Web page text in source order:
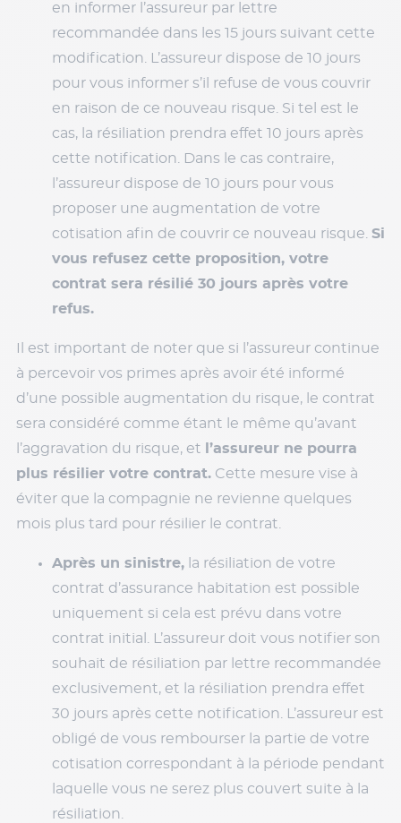
en informer l’assureur par lettre
recommandée dans les 15 jours suivant cette
modification. L’assureur dispose de 10 jours
pour vous informer s’il refuse de vous couvrir
en raison de ce nouveau risque. Si tel est le
cas, la résiliation prendra effet 10 jours après
cette notification. Dans le cas contraire,
l’assureur dispose de 10 jours pour vous
proposer une augmentation de votre
cotisation afin de couvrir ce nouveau risque. Si
vous refusez cette proposition, votre
contrat sera résilié 30 jours après votre
refus.
Il est important de noter que si l’assureur continue
à percevoir vos primes après avoir été informé
d’une possible augmentation du risque, le contrat
sera considéré comme étant le même qu’avant
l’aggravation du risque, et
l’assureur ne pourra
plus résilier votre contrat. Cette mesure vise à
éviter que la compagnie ne revienne quelques
mois plus tard pour résilier le contrat.
Après un sinistre, la résiliation de votre
contrat d’assurance habitation est possible
uniquement si cela est prévu dans votre
contrat initial. L’assureur doit vous notifier son
souhait de résiliation par lettre recommandée
exclusivement, et la résiliation prendra effet
30 jours après cette notification. L’assureur est
obligé de vous rembourser la partie de votre
cotisation correspondant à la période pendant
laquelle vous ne serez plus couvert suite à la
résiliation.